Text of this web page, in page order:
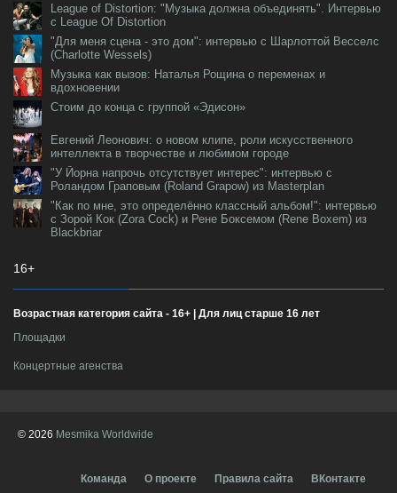
League of Distortion: "Музыка должна объединять". Интервью
с League Of Distortion
"Для меня сцена - это дом": интервью с Шарлоттой Весселс
(Charlotte Wessels)
Музыка как вызов: Наталья Рощина о переменах и
вдохновении
Стоим до конца с группой «Эдисон»
Евгений Леонович: о новом клипе, роли искусственного
интеллекта в творчестве и любимом городе
"У Йорна напрочь отсутствует интерес": интервью с
Роландом Граповым (Roland Grapow) из Masterplan
"Как по мне, это определённо классный альбом!": интервью
с Зорой Кок (Zora Cock) и Рене Боксемом (Rene Boxem) из
Blackbriar
16+
Возрастная категория сайта - 16+ | Для лиц старше 16 лет
Площадки
Концертные агенства
© 2026 Mesmika Worldwide
Команда О проекте Правила сайта ВКонтакте